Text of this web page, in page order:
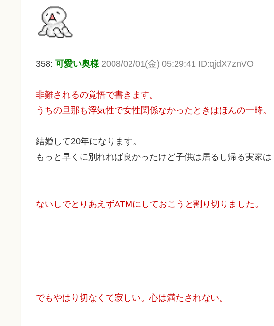
358: 可愛い奥様 2008/02/01(金) 05:29:41 ID:qjdX7znVO
非難されるの覚悟で書きます。
うちの旦那も浮気性で女性関係なかったときはほんの一時。
結婚して20年になります。
もっと早くに別れれば良かったけど子供は居るし帰る実家は
ないしでとりあえずATMにしておこうと割り切りました。
でもやはり切なくて寂しい。心は満たされない。